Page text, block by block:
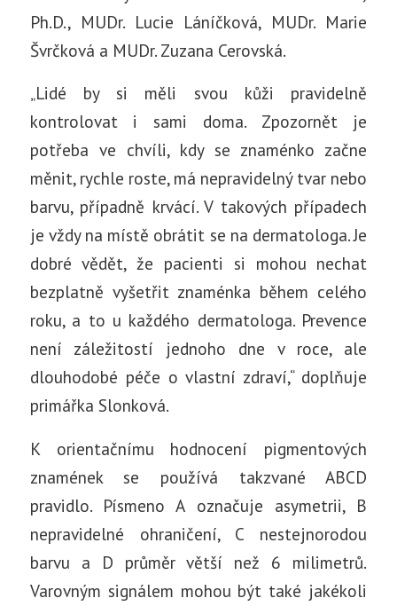
Ph.D., MUDr. Lucie Láníčková, MUDr. Marie
Švrčková a MUDr. Zuzana Cerovská.
„Lidé by si měli svou kůži pravidelně
kontrolovat i sami doma. Zpozornět je
potřeba ve chvíli, kdy se znaménko začne
měnit, rychle roste, má nepravidelný tvar nebo
barvu, případně krvácí. V takových případech
je vždy na místě obrátit se na dermatologa. Je
dobré vědět, že pacienti si mohou nechat
bezplatně vyšetřit znaménka během celého
roku, a to u každého dermatologa. Prevence
není záležitostí jednoho dne v roce, ale
dlouhodobé péče o vlastní zdraví,“ doplňuje
primářka Slonková.
K orientačnímu hodnocení pigmentových
znamének se používá takzvané ABCD
pravidlo. Písmeno A označuje asymetrii, B
nepravidelné ohraničení, C nestejnorodou
barvu a D průměr větší než 6 milimetrů.
Varovným signálem mohou být také jakékoli